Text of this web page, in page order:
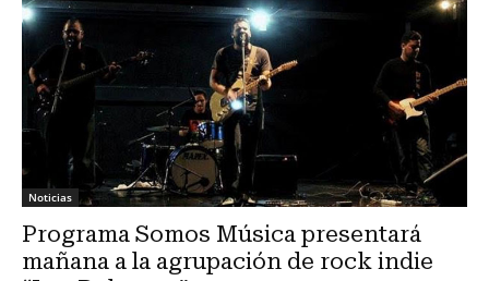
Noticias
Programa Somos Música presentará
mañana a la agrupación de rock indie